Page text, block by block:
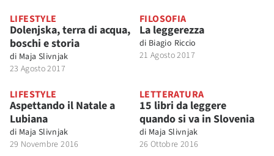
LIFESTYLE
Dolenjska, terra di acqua,
boschi e storia
di Maja Slivnjak
23 Agosto 2017
FILOSOFIA
La leggerezza
di Biagio Riccio
21 Agosto 2017
LIFESTYLE
Aspettando il Natale a
Lubiana
di Maja Slivnjak
29 Novembre 2016
LETTERATURA
15 libri da leggere
quando si va in Slovenia
di Maja Slivnjak
26 Ottobre 2016